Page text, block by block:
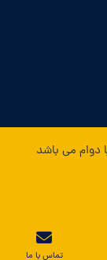
دوام می باشد
تماس با ما